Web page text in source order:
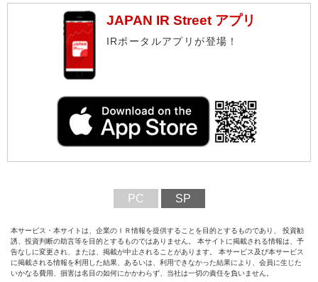
JAPAN IR Street アプリ
IRポータルアプリが登場！
PC SP
本サービス・本サイトは、企業のＩＲ情報を提供することを目的とするものであり、 投資勧
誘、投資判断の助言等を目的とするものではありません。 本サイトに掲載される情報は、予
告なしに変更され、または、掲載が中止されることがあります。 本サービス及び本サービス
に掲載される情報を利用した結果、あるいは、利用できなかった結果により、会員に生じた
いかなる費用、損害は名目の如何にかかわらず、当社は一切の責任を負いません。